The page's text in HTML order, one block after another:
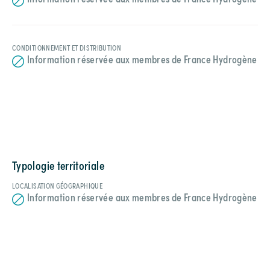
CONDITIONNEMENT ET DISTRIBUTION
Information réservée aux membres de France Hydrogène
Typologie territoriale
LOCALISATION GÉOGRAPHIQUE
Information réservée aux membres de France Hydrogène